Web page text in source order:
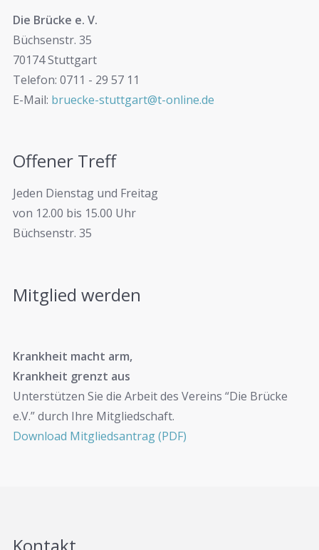
Die Brücke e. V.
Büchsenstr. 35
70174 Stuttgart
Telefon: 0711 - 29 57 11
E-Mail: bruecke-stuttgart@t-online.de
Offener Treff
Jeden Dienstag und Freitag
von 12.00 bis 15.00 Uhr
Büchsenstr. 35
Mitglied werden
Krankheit macht arm,
Krankheit grenzt aus
Unterstützen Sie die Arbeit des Vereins “Die Brücke
e.V.” durch Ihre Mitgliedschaft.
Download Mitgliedsantrag (PDF)